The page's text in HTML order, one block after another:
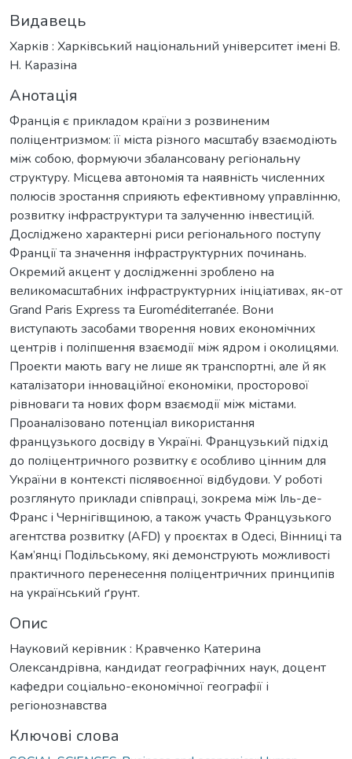
Видавець
Харків : Харківський національний університет імені В.
Н. Каразіна
Анотація
Франція є прикладом країни з розвиненим
поліцентризмом: її міста різного масштабу взаємодіють
між собою, формуючи збалансовану регіональну
структуру. Місцева автономія та наявність численних
полюсів зростання сприяють ефективному управлінню,
розвитку інфраструктури та залученню інвестицій.
Досліджено характерні риси регіонального поступу
Франції та значення інфраструктурних починань.
Окремий акцент у дослідженні зроблено на
великомасштабних інфраструктурних ініціативах, як-от
Grand Paris Express та Euroméditerranée. Вони
виступають засобами творення нових економічних
центрів і поліпшення взаємодії між ядром і околицями.
Проекти мають вагу не лише як транспортні, але й як
каталізатори інноваційної економіки, просторової
рівноваги та нових форм взаємодії між містами.
Проаналізовано потенціал використання
французького досвіду в Україні. Французький підхід
до поліцентричного розвитку є особливо цінним для
України в контексті післявоєнної відбудови. У роботі
розглянуто приклади співпраці, зокрема між Іль-де-
Франс і Чернігівщиною, а також участь Французького
агентства розвитку (AFD) у проєктах в Одесі, Вінниці та
Кам’янці Подільському, які демонструють можливості
практичного перенесення поліцентричних принципів
на український ґрунт.
Опис
Науковий керівник : Кравченко Катерина
Олександрівна, кандидат географічних наук, доцент
кафедри соціально-економічної географії і
регіонознавства
Ключові слова